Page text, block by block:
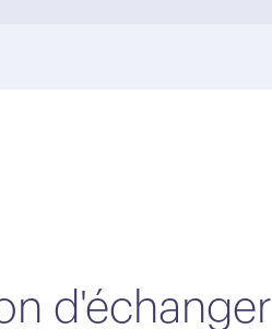
d'échanger